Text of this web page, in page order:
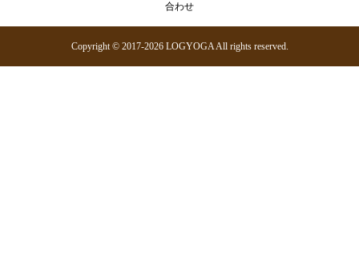
合わせ
Copyright © 2017-2026 LOGYOGA All rights reserved.